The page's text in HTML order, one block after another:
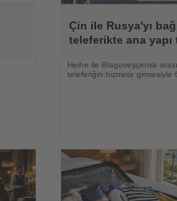
Oku
Çin ile Rusya'yı
teleferikte ana yapı
Heihe ile Blagoveşçensk
teleferiğin hizmete girmesiyle